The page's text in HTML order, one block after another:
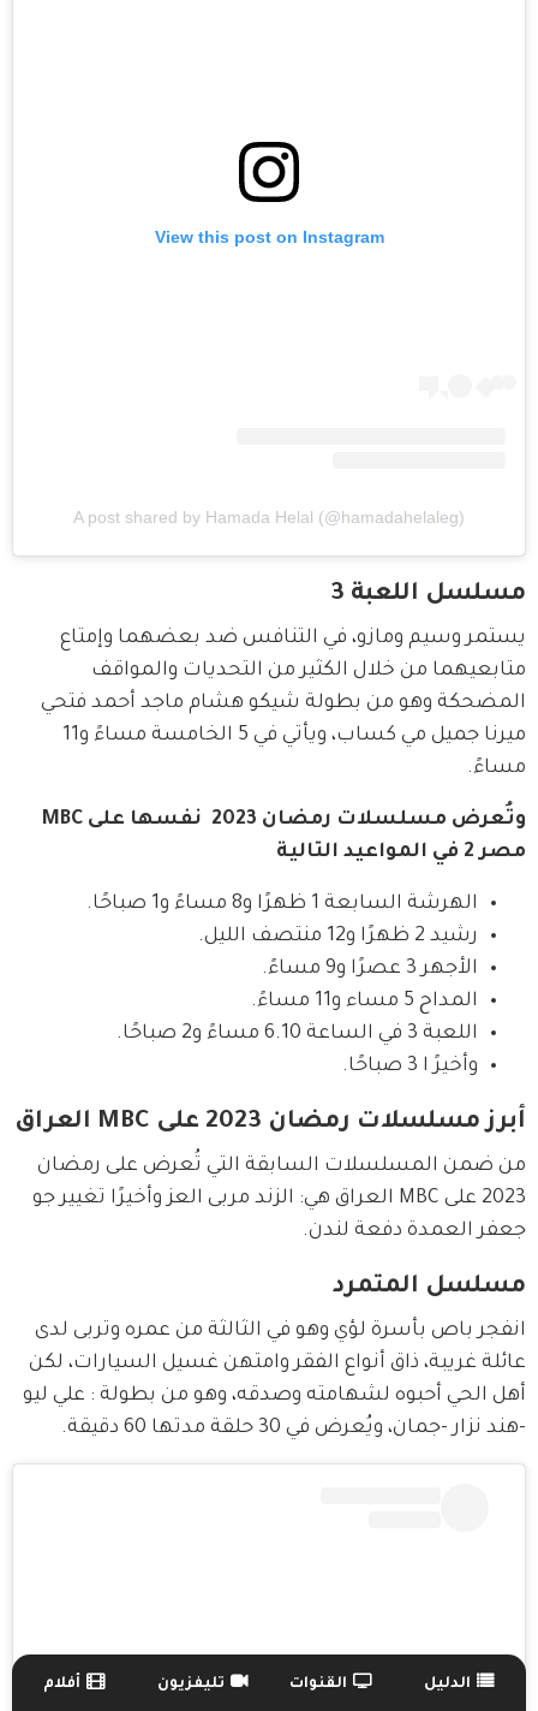
View this post on Instagram
A post shared by Hamada Helal (@hamadahelaleg)
مسلسل اللعبة 3
يستمر وسيم ومازو، في التنافس ضد بعضهما وإمتاع
متابعيهما من خلال الكثير من التحديات والمواقف
المضحكة وهو من بطولة شيكو هشام ماجد أحمد فتحي
مساءً.
مصر 2 في المواعيد التالية
الهرشة السابعة 1 ظهرًا و8 مساءً و1 صباحًا.
رشيد 2 ظهرًا و12 منتصف الليل.
الأجهر 3 عصرًا و9 مساءً.
المداح 5 مساء و11 مساءً.
اللعبة 3 في الساعة 6.10 مساءً و2 صباحًا.
وأخيرً ا 3 صباحًا.
أبرز مسلسلات رمضان 2023 على MBC العراق
من ضمن المسلسلات السابقة التي تُعرض على رمضان
2023 على MBC العراق هي: الزند مربى العز وأخيرًا تغيير جو
جعفر العمدة دفعة لندن.
مسلسل المتمرد
انفجر باص بأسرة لؤي وهو في الثالثة من عمره وتربى لدى
عائلة غريبة، ذاق أنواع الفقر وامتهن غسيل السيارات، لكن
أهل الحي أحبوه لشهامته وصدقه، وهو من بطولة : علي ليو
-هند نزار -جمان، ويُعرض في 30 حلقة مدتها 60 دقيقة.
TV Guide Menu الدليل القنوات تليفزيون أفلام